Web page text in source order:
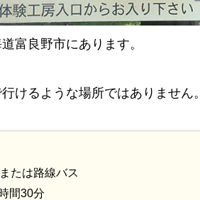
富良野市にあります。
けるような場所ではありません。
たは路線バス
間30分